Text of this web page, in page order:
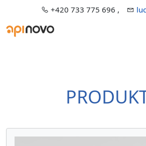
+420 733 775 696 ,